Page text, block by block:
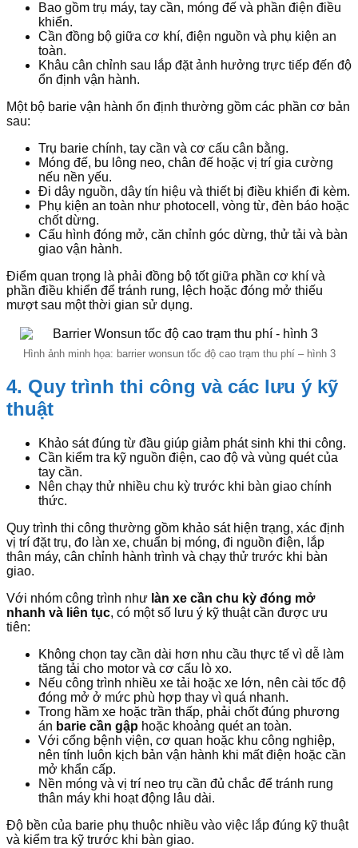
Bao gồm trụ máy, tay cần, móng đế và phần điện điều
khiển.
Cần đồng bộ giữa cơ khí, điện nguồn và phụ kiện an
toàn.
Khâu cân chỉnh sau lắp đặt ảnh hưởng trực tiếp đến độ
ổn định vận hành.
Một bộ barie vận hành ổn định thường gồm các phần cơ bản
sau:
Trụ barie chính, tay cần và cơ cấu cân bằng.
Móng đế, bu lông neo, chân đế hoặc vị trí gia cường
nếu nền yếu.
Đi dây nguồn, dây tín hiệu và thiết bị điều khiển đi kèm.
Phụ kiện an toàn như photocell, vòng từ, đèn báo hoặc
chốt dừng.
Cấu hình đóng mở, căn chỉnh góc dừng, thử tải và bàn
giao vận hành.
Điểm quan trọng là phải đồng bộ tốt giữa phần cơ khí và
phần điều khiển để tránh rung, lệch hoặc đóng mở thiếu
mượt sau một thời gian sử dụng.
Hình ảnh minh họa: barrier wonsun tốc độ cao trạm thu phí – hình 3
4. Quy trình thi công và các lưu ý kỹ
thuật
Khảo sát đúng từ đầu giúp giảm phát sinh khi thi công.
Cần kiểm tra kỹ nguồn điện, cao độ và vùng quét của
tay cần.
Nên chạy thử nhiều chu kỳ trước khi bàn giao chính
thức.
Quy trình thi công thường gồm khảo sát hiện trạng, xác định
vị trí đặt trụ, đo làn xe, chuẩn bị móng, đi nguồn điện, lắp
thân máy, cân chỉnh hành trình và chạy thử trước khi bàn
giao.
Với nhóm công trình như làn xe cần chu kỳ đóng mở
nhanh và liên tục, có một số lưu ý kỹ thuật cần được ưu
tiên:
Không chọn tay cần dài hơn nhu cầu thực tế vì dễ làm
tăng tải cho motor và cơ cấu lò xo.
Nếu công trình nhiều xe tải hoặc xe lớn, nên cài tốc độ
đóng mở ở mức phù hợp thay vì quá nhanh.
Trong hầm xe hoặc trần thấp, phải chốt đúng phương
án barie cần gập hoặc khoảng quét an toàn.
Với cổng bệnh viện, cơ quan hoặc khu công nghiệp,
nên tính luôn kịch bản vận hành khi mất điện hoặc cần
mở khẩn cấp.
Nền móng và vị trí neo trụ cần đủ chắc để tránh rung
thân máy khi hoạt động lâu dài.
Độ bền của barie phụ thuộc nhiều vào việc lắp đúng kỹ thuật
và kiểm tra kỹ trước khi bàn giao.